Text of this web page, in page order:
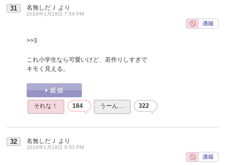
31 名無しだＪ より
2016年1月18日 7:54 PM
>>3
これ小学生なら可愛いけど、若作りしすぎで
キモく見える。
それな！ 184 うーん… 322
32 名無しだＪ より
2016年1月19日 5:53 PM